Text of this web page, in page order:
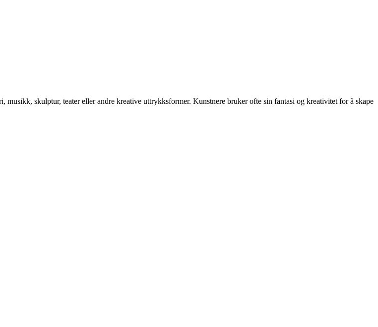
skulptur, teater eller andre kreative uttrykksformer. Kunstnere bruker ofte sin fantasi og kreativitet for å skape